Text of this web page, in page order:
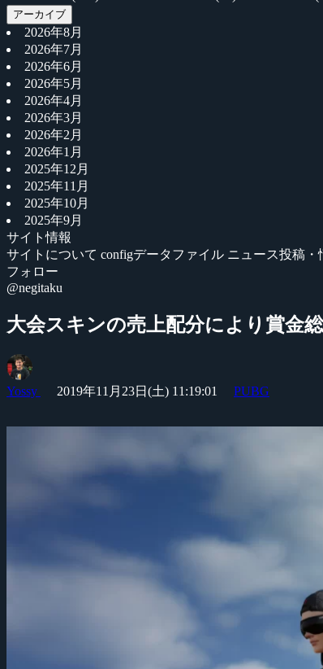
アーカイブ
2026年8月
2026年7月
2026年6月
2026年5月
2026年4月
2026年3月
2026年2月
2026年1月
2025年12月
2025年11月
2025年10月
2025年9月
サイト情報
サイトについて configデータファイル ニュース投稿・
フォロー
@negitaku
大会スキンの売上配分により賞金
Yossy 2019年11月23日(土) 11:19:01 PUBG